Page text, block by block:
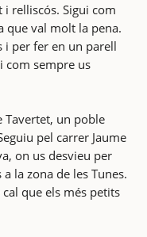
relliscós. Sigui com
que val molt la pena.
i per fer en un parell
com sempre us
Tavertet, un poble
pel carrer Jaume
on us desvieu per
la zona de les Tunes.
que els més petits